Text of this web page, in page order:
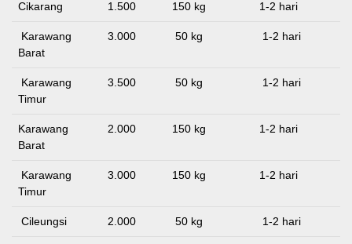
Cikarang 1.500 150 kg 1-2 hari
Karawang
Barat
3.000 50 kg 1-2 hari
Karawang
Timur
3.500 50 kg 1-2 hari
Karawang
Barat
2.000 150 kg 1-2 hari
Karawang
Timur
3.000 150 kg 1-2 hari
Cileungsi 2.000 50 kg 1-2 hari